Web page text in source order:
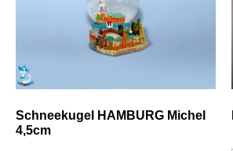
Schneekugel HAMBURG Michel
4,5cm